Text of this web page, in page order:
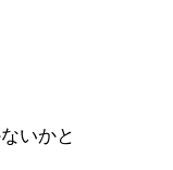
いかと